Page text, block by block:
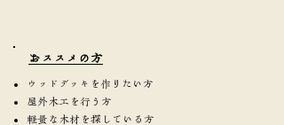
​おススメの方
ウッドデッキを作りたい方
屋外木工を行う方
軽量な木材を探している方